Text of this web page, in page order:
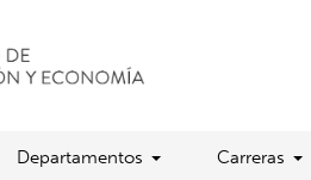
Departamentos Carreras